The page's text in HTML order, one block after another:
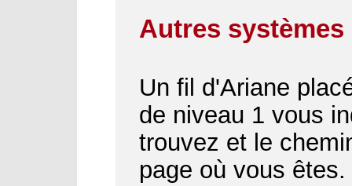
Autres
Un fil d'Ariane
de niveau 1 vous
trouvez et le
page où vous êtes.